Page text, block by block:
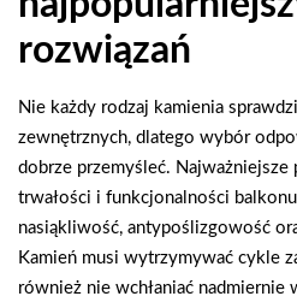
rozwiązań
Nie każdy rodzaj kamienia
zewnętrznych, dlatego wybór
dobrze przemyśleć. Najważniejsze
trwałości i funkcjonalności
nasiąkliwość, antypoślizgowość
Kamień musi wytrzymywać cykle
również nie wchłaniać nadmiernie